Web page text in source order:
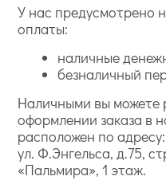
У нас предусмотрено
оплаты:
наличные
безналичный
Наличными вы можете
оформлении заказа в
расположен по
ул. Ф.Энгельса, д.75,
«Пальмира», 1 этаж.